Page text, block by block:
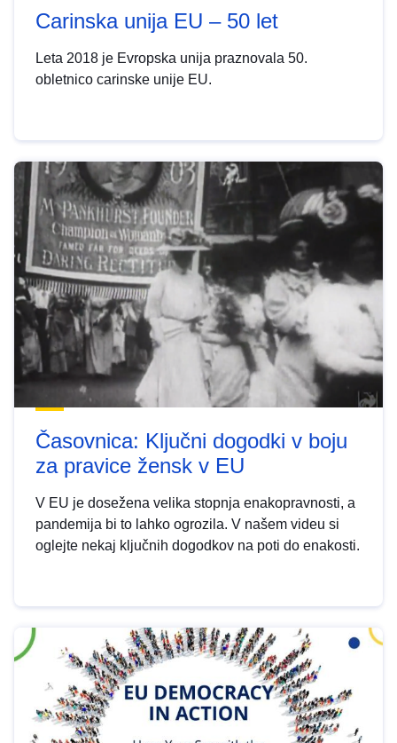
Carinska unija EU – 50 let
Leta 2018 je Evropska unija praznovala 50.
obletnico carinske unije EU.
Časovnica: Ključni dogodki v boju
za pravice žensk v EU
V EU je dosežena velika stopnja enakopravnosti, a
pandemija bi to lahko ogrozila. V našem videu si
oglejte nekaj ključnih dogodkov na poti do enakosti.